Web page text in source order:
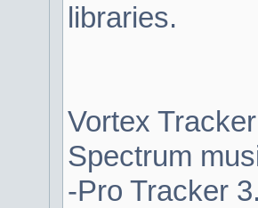
libraries.
Vortex
Spectrum
-Pro Tracker